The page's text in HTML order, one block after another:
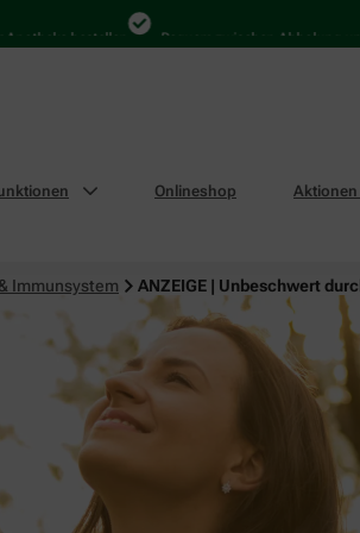
bestellen Bequem zwischen Abholung und
Onlineshop
Immunsystem ANZEIGE | Unbeschwert